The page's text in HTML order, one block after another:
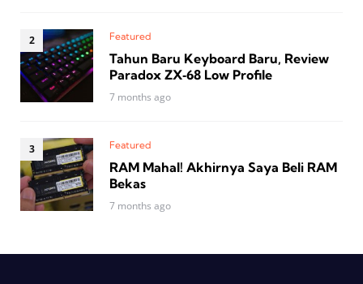
Featured
Tahun Baru Keyboard Baru, Review
Paradox ZX‑68 Low Profile
7 months ago
Featured
RAM Mahal! Akhirnya Saya Beli RAM
Bekas
7 months ago